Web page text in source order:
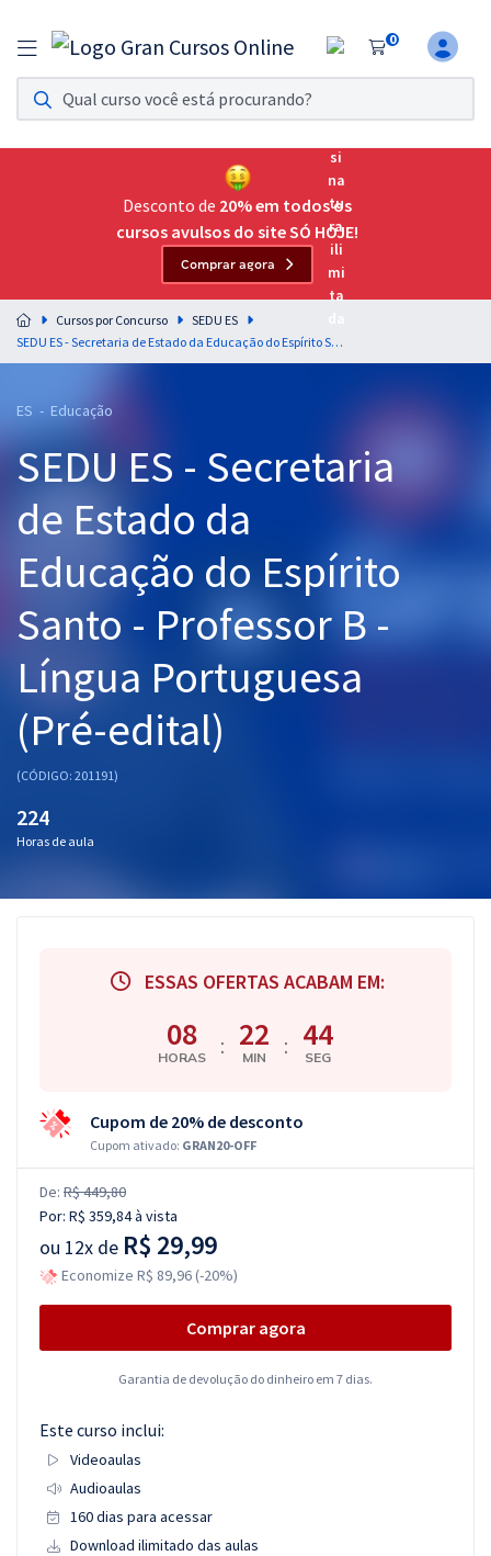
0
Assinatura Ilimitada 11
Acesso a todos os cursos. Teste grátis por 7 dias!
Assinatura OAB Até Passar
Acesso ilimitado a toda preparação para o Exame da
Residências Multiprofissionais
Preparação completa e intensiva para as principais
residências em saúde do Brasil
Cursos 20% OFF
Pós
Graduação
OAB
Mentorias
Questões grátis
Aprovados
Desconto de 20% em todos os
cursos avulsos do site SÓ HOJE!
Comprar agora
Cursos por Concurso
SEDU ES
SEDU ES - Secretaria de Estado da Educação do Espírito Santo - Professor B - Língua Portuguesa (Pré-edital)
ES - Educação
SEDU ES - Secretaria
de Estado da
Educação do Espírito
Santo - Professor B -
Língua Portuguesa
(Pré-edital)
(CÓDIGO: 201191)
224
Horas de aula
ESSAS OFERTAS ACABAM EM:
08
HORAS : 22
MIN : 43
SEG
Cupom de 20% de desconto
Cupom ativado: GRAN20-OFF
De: R$ 449,80
Por: R$ 359,84à vista
ou 12x de R$ 29,99
Economize R$ 89,96 (-20%)
Comprar agora
Garantia de devolução do dinheiro em 7 dias.
Este curso inclui:
Videoaulas
Audioaulas
160 dias para acessar
Download ilimitado das aulas